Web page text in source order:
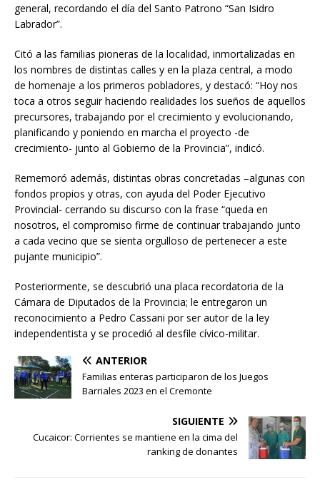
general, recordando el día del Santo Patrono “San Isidro
Labrador”.
Citó a las familias pioneras de la localidad, inmortalizadas en
los nombres de distintas calles y en la plaza central, a modo
de homenaje a los primeros pobladores, y destacó: “Hoy nos
toca a otros seguir haciendo realidades los sueños de aquellos
precursores, trabajando por el crecimiento y evolucionando,
planificando y poniendo en marcha el proyecto -de
crecimiento- junto al Gobierno de la Provincia”, indicó.
Rememoró además, distintas obras concretadas –algunas con
fondos propios y otras, con ayuda del Poder Ejecutivo
Provincial- cerrando su discurso con la frase “queda en
nosotros, el compromiso firme de continuar trabajando junto
a cada vecino que se sienta orgulloso de pertenecer a este
pujante municipio”.
Posteriormente, se descubrió una placa recordatoria de la
Cámara de Diputados de la Provincia; le entregaron un
reconocimiento a Pedro Cassani por ser autor de la ley
independentista y se procedió al desfile cívico-militar.
ANTERIOR
Familias enteras participaron de los Juegos
Barriales 2023 en el Cremonte
SIGUIENTE
Cucaicor: Corrientes se mantiene en la cima del
ranking de donantes